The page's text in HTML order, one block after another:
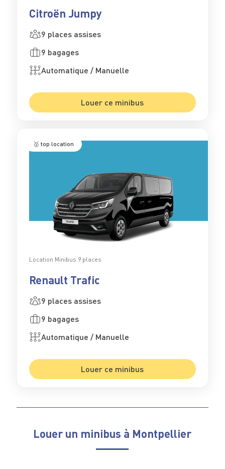
Citroën Jumpy
9 places assises
9 bagages
Automatique / Manuelle
Louer ce minibus
🥇 top location
Location Minibus 9 places
Renault Trafic
9 places assises
9 bagages
Automatique / Manuelle
Louer ce minibus
Louer un minibus à Montpellier